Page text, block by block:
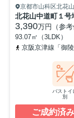
京都市山科区北花
北花山中道町１
3,390万円（参考
93.07㎡（3LDK）
京阪京津線「御
バストイ
別
ご成約済